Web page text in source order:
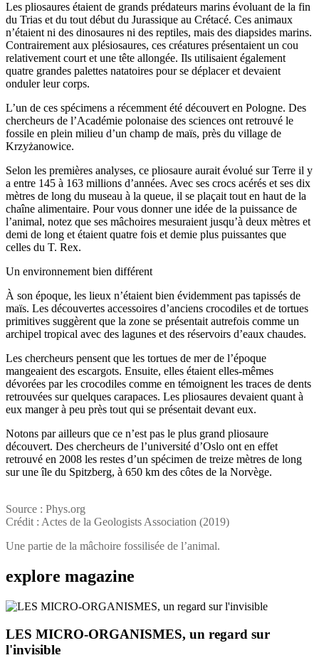
Les pliosaures étaient de grands prédateurs marins évoluant de la fin
du Trias et du tout début du Jurassique au Crétacé. Ces animaux
n’étaient ni des dinosaures ni des reptiles, mais des diapsides marins.
Contrairement aux plésiosaures, ces créatures présentaient un cou
relativement court et une tête allongée. Ils utilisaient également
quatre grandes palettes natatoires pour se déplacer et devaient
onduler leur corps.
L’un de ces spécimens a récemment été découvert en Pologne. Des
chercheurs de l’Académie polonaise des sciences ont retrouvé le
fossile en plein milieu d’un champ de maïs, près du village de
Krzyżanowice.
Selon les premières analyses, ce pliosaure aurait évolué sur Terre il y
a entre 145 à 163 millions d’années. Avec ses crocs acérés et ses dix
mètres de long du museau à la queue, il se plaçait tout en haut de la
chaîne alimentaire. Pour vous donner une idée de la puissance de
l’animal, notez que ses mâchoires mesuraient jusqu’à deux mètres et
demi de long et étaient quatre fois et demie plus puissantes que
celles du T. Rex.
Un environnement bien différent
À son époque, les lieux n’étaient bien évidemment pas tapissés de
maïs. Les découvertes accessoires d’anciens crocodiles et de tortues
primitives suggèrent que la zone se présentait autrefois comme un
archipel tropical avec des lagunes et des réservoirs d’eaux chaudes.
Les chercheurs pensent que les tortues de mer de l’époque
mangeaient des escargots. Ensuite, elles étaient elles-mêmes
dévorées par les crocodiles comme en témoignent les traces de dents
retrouvées sur quelques carapaces. Les pliosaures devaient quant à
eux manger à peu près tout qui se présentait devant eux.
Notons par ailleurs que ce n’est pas le plus grand pliosaure
découvert. Des chercheurs de l’université d’Oslo ont en effet
retrouvé en 2008 les restes d’un spécimen de treize mètres de long
sur une île du Spitzberg, à 650 km des côtes de la Norvège.
Source : Phys.org
Crédit : Actes de la Geologists Association (2019)
Une partie de la mâchoire fossilisée de l’animal.
explore magazine
LES MICRO-ORGANISMES, un regard sur
l'invisible